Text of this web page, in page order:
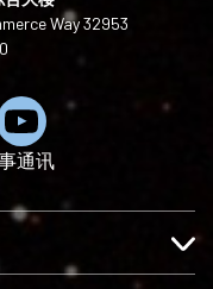
Way 32953
订
阅
o
T
通讯